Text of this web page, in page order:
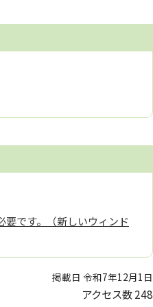
です。（新しいウィンド
掲載日 令和7年12月1日
アクセス数248